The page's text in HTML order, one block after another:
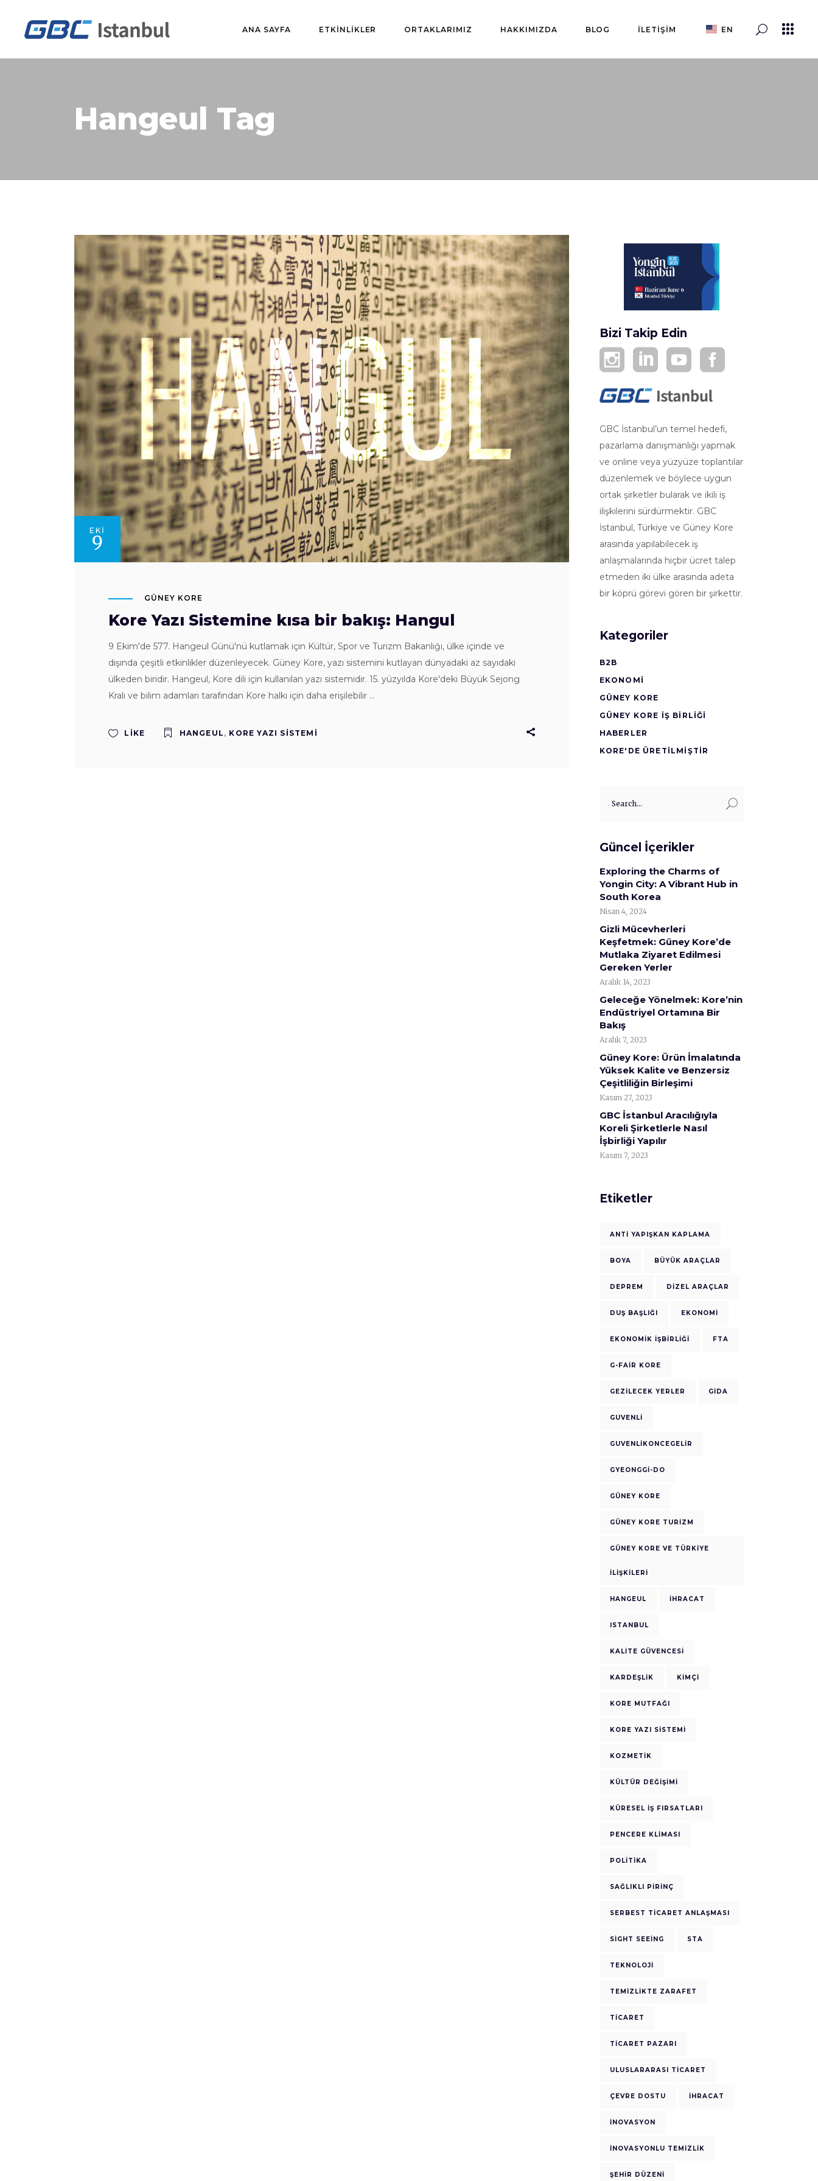
ANA SAYFA ETKİNLİKLER ORTAKLARIMIZ HAKKIMIZDA BLOG İLETİŞİM EN
Hangeul Tag
EKI
9
GÜNEY KORE
Kore Yazı Sistemine kısa bir bakış: Hangul
9 Ekim'de 577. Hangeul Günü'nü kutlamak için Kültür, Spor ve Turizm Bakanlığı, ülke içinde ve
dışında çeşitli etkinlikler düzenleyecek. Güney Kore, yazı sistemini kutlayan dünyadaki az sayıdaki
ülkeden biridir. Hangeul, Kore dili için kullanılan yazı sistemidir. 15. yüzyılda Kore'deki Büyük Sejong
Kralı ve bilim adamları tarafından Kore halkı için daha erişilebilir
LIKE HANGEUL , KORE YAZI SISTEMI
Bizi Takip Edin
GBC İstanbul’un temel hedefi,
pazarlama danışmanlığı yapmak
ve online veya yüzyüze toplantılar
düzenlemek ve böylece uygun
ortak şirketler bularak ve ikili iş
ilişkilerini sürdürmektir. GBC
İstanbul, Türkiye ve Güney Kore
arasında yapılabilecek iş
anlaşmalarında hiçbir ücret talep
etmeden iki ülke arasında adeta
bir köprü görevi gören bir şirkettir.
Kategoriler
B2B
EKONOMI
GÜNEY KORE
GÜNEY KORE İŞ BİRLİĞİ
HABERLER
KORE'DE ÜRETİLMİŞTİR
for:
Güncel İçerikler
Exploring the Charms of
Yongin City: A Vibrant Hub in
South Korea
Nisan 4, 2024
Gizli Mücevherleri
Keşfetmek: Güney Kore’de
Mutlaka Ziyaret Edilmesi
Gereken Yerler
Aralık 14, 2023
Geleceğe Yönelmek: Kore’nin
Endüstriyel Ortamına Bir
Bakış
Aralık 7, 2023
Güney Kore: Ürün İmalatında
Yüksek Kalite ve Benzersiz
Çeşitliliğin Birleşimi
Kasım 27, 2023
GBC İstanbul Aracılığıyla
Koreli Şirketlerle Nasıl
İşbirliği Yapılır
Kasım 7, 2023
Etiketler
ANTI YAPIŞKAN KAPLAMA
BOYA BÜYÜK ARAÇLAR
DEPREM DIZEL ARAÇLAR
DUŞ BAŞLIĞI EKONOMI
EKONOMIK IŞBIRLIĞI FTA
G-FAIR KORE
GEZILECEK YERLER GIDA
GUVENLI
GUVENLIKONCEGELIR
GYEONGGI-DO
GÜNEY KORE
GÜNEY KORE TURIZM
GÜNEY KORE VE TÜRKIYE
ILIŞKILERI
HANGEUL IHRACAT
ISTANBUL
KALITE GÜVENCESI
KARDEŞLIK KIMÇI
KORE MUTFAĞI
KORE YAZI SISTEMI
KOZMETIK
KÜLTÜR DEĞIŞIMI
KÜRESEL İŞ FIRSATLARI
PENCERE KLIMASI
POLITIKA
SAĞLIKLI PIRINÇ
SERBEST TICARET ANLAŞMASI
SIGHT SEEING STA
TEKNOLOJI
TEMIZLIKTE ZARAFET
TICARET
TICARET PAZARI
ULUSLARARASI TICARET
ÇEVRE DOSTU İHRACAT
İNOVASYON
İNOVASYONLU TEMIZLIK
ŞEHIR DÜZENI